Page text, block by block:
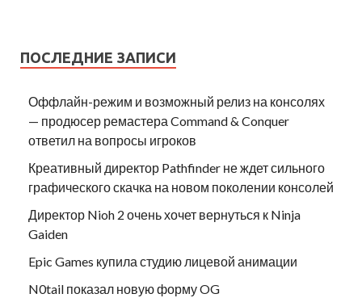
ПОСЛЕДНИЕ ЗАПИСИ
Оффлайн-режим и возможный релиз на консолях
— продюсер ремастера Command & Conquer
ответил на вопросы игроков
Креативный директор Pathfinder не ждет сильного
графического скачка на новом поколении консолей
Директор Nioh 2 очень хочет вернуться к Ninja
Gaiden
Epic Games купила студию лицевой анимации
N0tail показал новую форму OG